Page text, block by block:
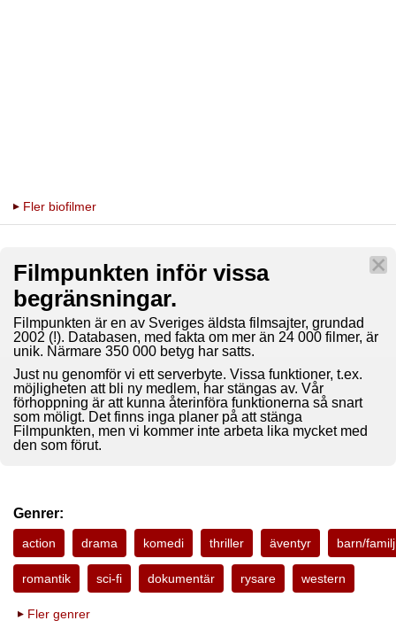
Fler biofilmer
Filmpunkten inför vissa
begränsningar.
Filmpunkten är en av Sveriges äldsta filmsajter, grundad
2002 (!). Databasen, med fakta om mer än 24 000 filmer, är
unik. Närmare 350 000 betyg har satts.
Just nu genomför vi ett serverbyte. Vissa funktioner, t.ex.
möjligheten att bli ny medlem, har stängas av. Vår
förhoppning är att kunna återinföra funktionerna så snart
som möligt. Det finns inga planer på att stänga
Filmpunkten, men vi kommer inte arbeta lika mycket med
den som förut.
Genrer:
action drama komedi thriller äventyr barn/familj
romantik sci-fi dokumentär rysare western
Fler genrer